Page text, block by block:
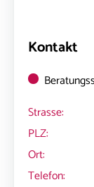
Kontakt
Strasse:
PLZ:
Ort:
Telefon: